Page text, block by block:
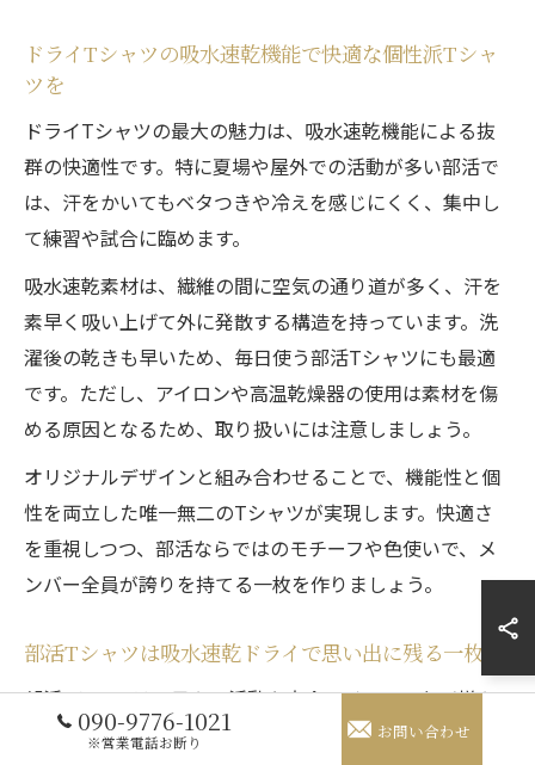
ドライTシャツの吸水速乾機能で快適な個性派Tシャ
ツを
ドライTシャツの最大の魅力は、吸水速乾機能による抜
群の快適性です。特に夏場や屋外での活動が多い部活で
は、汗をかいてもベタつきや冷えを感じにくく、集中し
て練習や試合に臨めます。
吸水速乾素材は、繊維の間に空気の通り道が多く、汗を
素早く吸い上げて外に発散する構造を持っています。洗
濯後の乾きも早いため、毎日使う部活Tシャツにも最適
です。ただし、アイロンや高温乾燥器の使用は素材を傷
める原因となるため、取り扱いには注意しましょう。
オリジナルデザインと組み合わせることで、機能性と個
性を両立した唯一無二のTシャツが実現します。快適さ
を重視しつつ、部活ならではのモチーフや色使いで、メ
ンバー全員が誇りを持てる一枚を作りましょう。
部活Tシャツは吸水速乾ドライで思い出に残る一枚に
部活Tシャツは、日々の活動や大会、イベントなど様々
なシーンで活躍するアイテムです。吸水速乾ドライ素材
090-9776-1021
※営業電話お断り お問い合わせ